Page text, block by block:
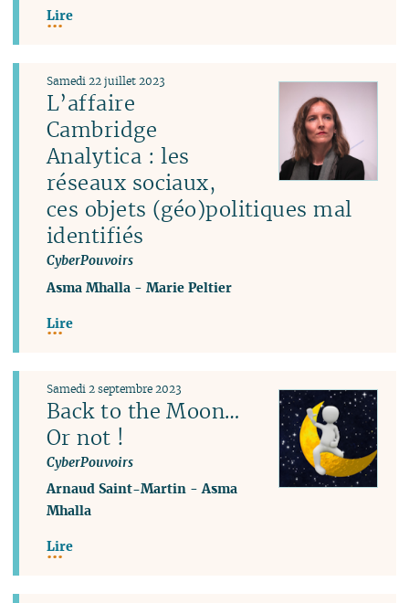
Lire
L’affaire
Cambridge
Analytica : les
réseaux sociaux,
ces objets (géo)politiques mal
identifiés
CyberPouvoirs
Samedi 22 juillet 2023
Asma Mhalla -Marie Peltier
Lire
Back to the Moon…
Or not !
CyberPouvoirs
Samedi 2 septembre 2023
Arnaud Saint-Martin -Asma
Mhalla
Lire